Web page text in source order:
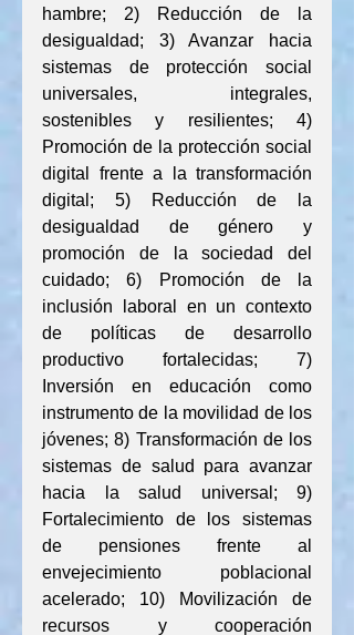
hambre; 2) Reducción de la
desigualdad; 3) Avanzar hacia
sistemas de protección social
universales, integrales,
sostenibles y resilientes; 4)
Promoción de la protección social
digital frente a la transformación
digital; 5) Reducción de la
desigualdad de género y
promoción de la sociedad del
cuidado; 6) Promoción de la
inclusión laboral en un contexto
de políticas de desarrollo
productivo fortalecidas; 7)
Inversión en educación como
instrumento de la movilidad de los
jóvenes; 8) Transformación de los
sistemas de salud para avanzar
hacia la salud universal; 9)
Fortalecimiento de los sistemas
de pensiones frente al
envejecimiento poblacional
acelerado; 10) Movilización de
recursos y cooperación